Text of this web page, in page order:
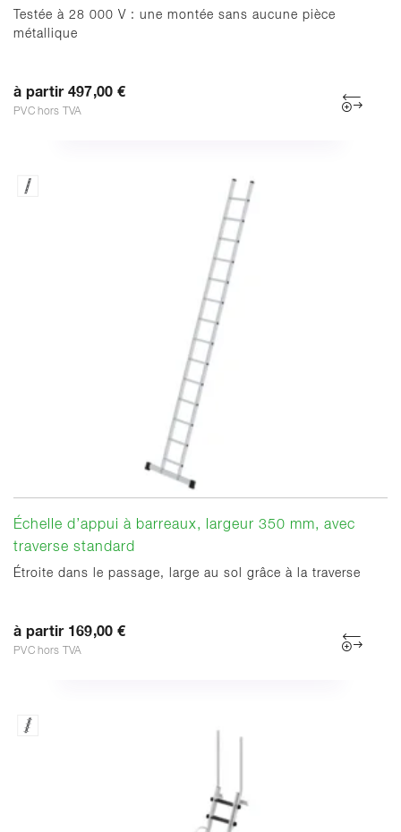
Testée à 28 000 V : une montée sans aucune pièce
métallique
à partir 497,00 €
PVC hors TVA
Échelle d’appui à barreaux, largeur 350 mm, avec
traverse standard
Étroite dans le passage, large au sol grâce à la traverse
à partir 169,00 €
PVC hors TVA